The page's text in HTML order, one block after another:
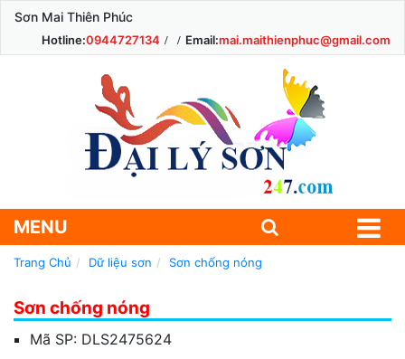
Sơn Mai Thiên Phúc
Hotline:0944727134 Email:mai.maithienphuc@gmail.com
MENU
Trang Chủ Dữ liệu sơn Sơn chống nóng
Sơn chống nóng
Mã SP: DLS2475624